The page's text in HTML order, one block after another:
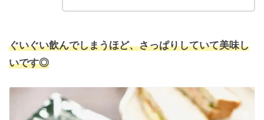
ぐいぐい飲んでしまうほど、さっぱりしていて美味し
いです◎